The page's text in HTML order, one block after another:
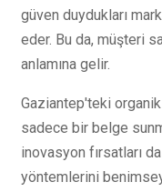
güven duydukları
eder. Bu da, müşteri
anlamına gelir.
Gaziantep'teki
sadece bir belge
inovasyon fırsatları
yöntemlerini